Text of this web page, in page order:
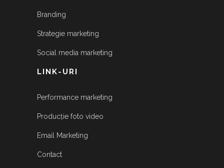
Branding
Strategie marketing
Social media marketing
LINK-URI
Performance marketing
Producție foto video
Email Marketing
Contact